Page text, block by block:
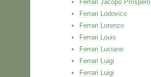
Ferrari Jacopo Prospero
Ferrari Lodovico
Ferrari Lorenzo
Ferrari Louis
Ferrari Luciano
Ferrari Luigi
Ferrari Luigi